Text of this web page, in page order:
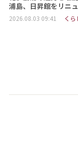
浦島、日昇館をリニ
2026.08.03 09:41 くら